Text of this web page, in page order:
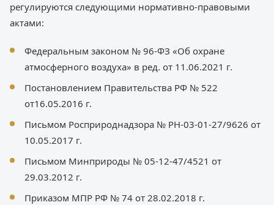
регулируются следующими нормативно-правовыми
актами:
Федеральным законом № 96-ФЗ «Об охране
атмосферного воздуха» в ред. от 11.06.2021 г.
Постановлением Правительства РФ № 522
от16.05.2016 г.
Письмом Росприроднадзора № РН-03-01-27/9626 от
10.05.2017 г.
Письмом Минприроды № 05-12-47/4521 от
29.03.2012 г.
Приказом МПР РФ № 74 от 28.02.2018 г.